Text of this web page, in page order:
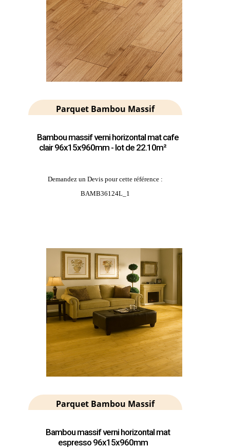
Parquet Bambou Massif
Bambou massif verni horizontal mat cafe
clair 96x15x960mm - lot de 22.10m²
Demandez un Devis pour cette référence :
BAMB36124L_1
Parquet Bambou Massif
Bambou massif verni horizontal mat
espresso 96x15x960mm